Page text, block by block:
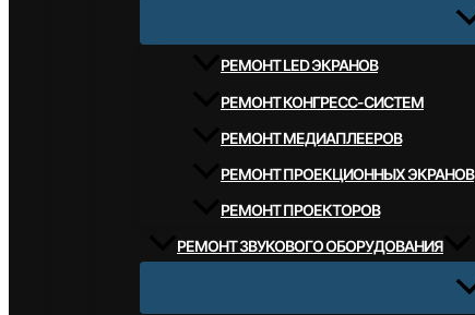
РЕМОНТ LED ЭКРАНОВ
РЕМОНТ КОНГРЕСС-СИСТЕМ
РЕМОНТ МЕДИАПЛЕЕРОВ
РЕМОНТ ПРОЕКЦИОННЫХ ЭКРАНОВ
РЕМОНТ ПРОЕКТОРОВ
РЕМОНТ ЗВУКОВОГО ОБОРУДОВАНИЯ